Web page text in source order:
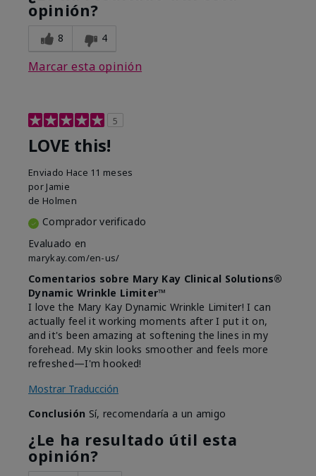
opinión?
8 4
Marcar esta opinión
5
LOVE this!
Enviado Hace 11 meses
por Jamie
de Holmen
Comprador verificado
Evaluado en
marykay.com/en-us/
Comentarios sobre Mary Kay Clinical Solutions®
Dynamic Wrinkle Limiter™
I love the Mary Kay Dynamic Wrinkle Limiter! I can
actually feel it working moments after I put it on,
and it's been amazing at softening the lines in my
forehead. My skin looks smoother and feels more
refreshed—I'm hooked!
Mostrar Traducción
Conclusión Sí, recomendaría a un amigo
¿Le ha resultado útil esta
opinión?